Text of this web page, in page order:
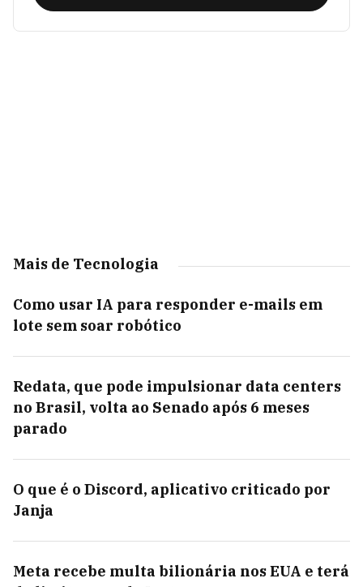
Mais de Tecnologia
Como usar IA para responder e-mails em
lote sem soar robótico
Redata, que pode impulsionar data centers
no Brasil, volta ao Senado após 6 meses
parado
O que é o Discord, aplicativo criticado por
Janja
Meta recebe multa bilionária nos EUA e terá